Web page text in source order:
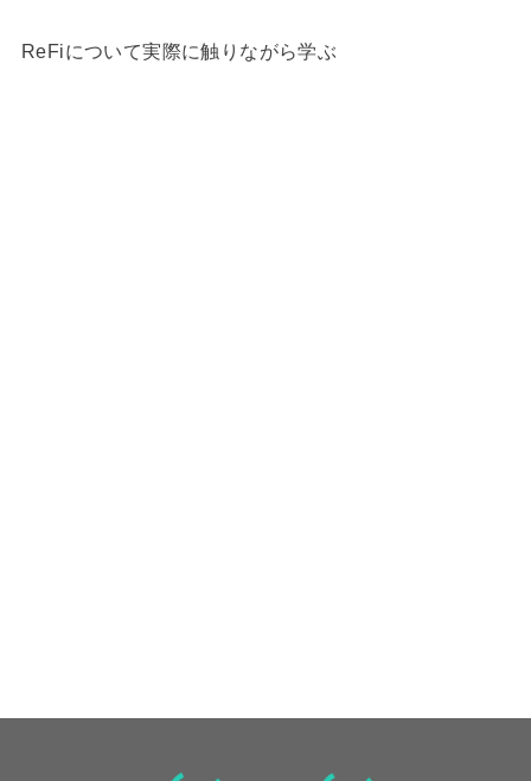
ReFiについて実際に触りながら学ぶ